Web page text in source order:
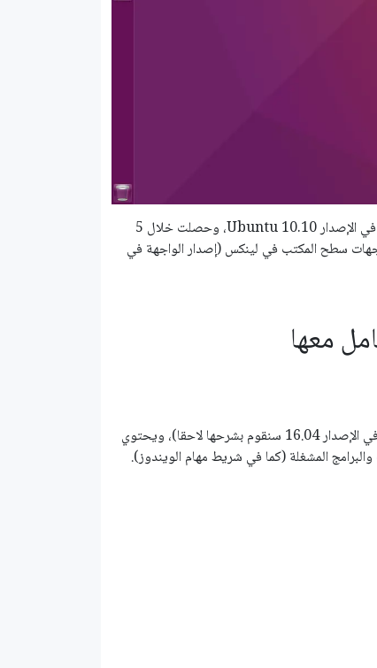
تم ابتكار واجهة Unity في 2010، وتم دمجها لأول مرة مع توزيعة أوبنتو في الإصدار Ubuntu 10.10، وحصلت خلال 5
سطح المكتب في لينكس (إصدار الواجهة في
هو الشريط الجانبي الموجود أيسر الشاشة (تم إضافة إعدادات لتغيير مكانه في الإصدار 16.04 سنقوم بشرحها لاحقا)، ويحتوي
المشغلة (كما في شريط مهام الويندوز).